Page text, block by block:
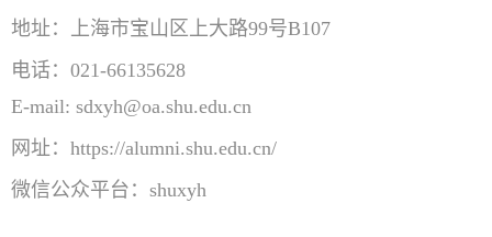
地址：上海市宝山区上大路99号B107
电话：021-66135628
E-mail: sdxyh@oa.shu.edu.cn
网址：https://alumni.shu.edu.cn/
微信公众平台：shuxyh